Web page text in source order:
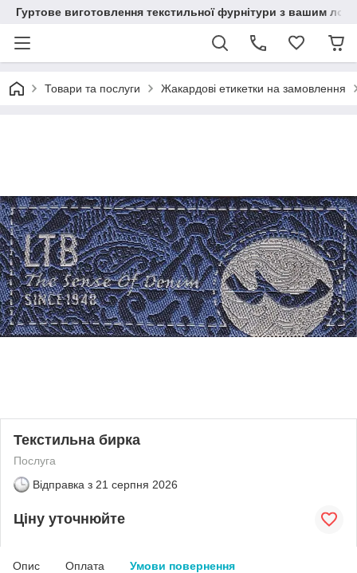
Гуртове виготовлення текстильної фурнітури з вашим
Товари та послуги Жакардові етикетки на замовлення
Текстильна бирка
Послуга
Відправка з 21 серпня 2026
Ціну уточнюйте
Опис Оплата Умови повернення